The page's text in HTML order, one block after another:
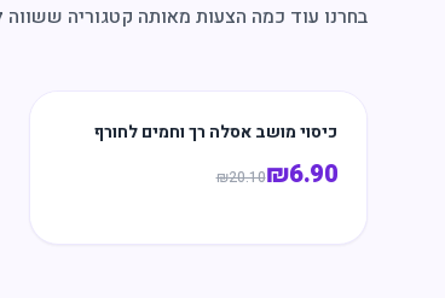
בחרנו עוד כמה הצעות מאותה קטגוריה ששווה
כיסוי מושב אסלה רך וחמים לחורף
₪6.90
₪20.10